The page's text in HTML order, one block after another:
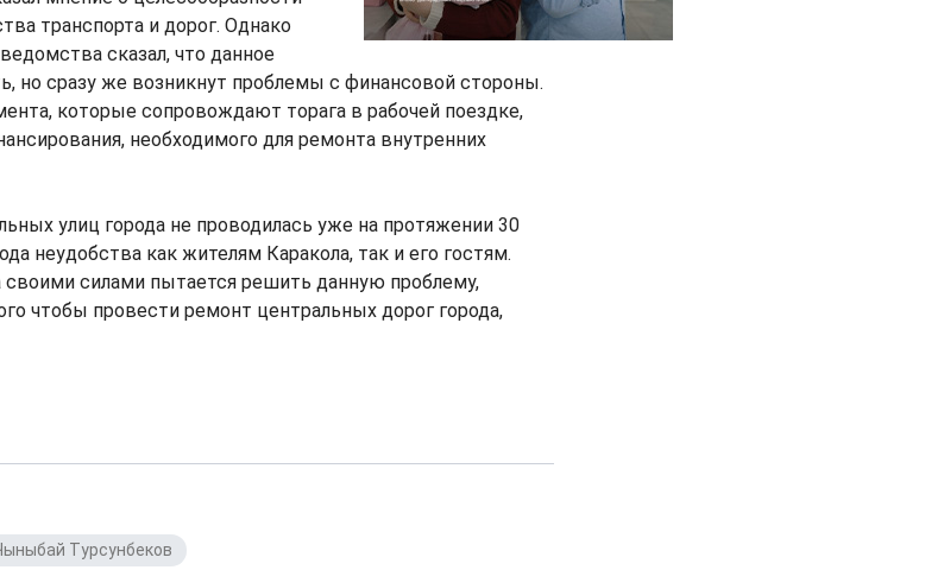
транспорта и дорог. Однако
сказал, что данное
но сразу же возникнут проблемы с финансовой стороны.
которые сопровождают торага в рабочей поездке,
необходимого для ремонта внутренних
улиц города не проводилась уже на протяжении 30
неудобства как жителям Каракола, так и его гостям.
своими силами пытается решить данную проблему,
чтобы провести ремонт центральных дорог города,
Турсунбеков